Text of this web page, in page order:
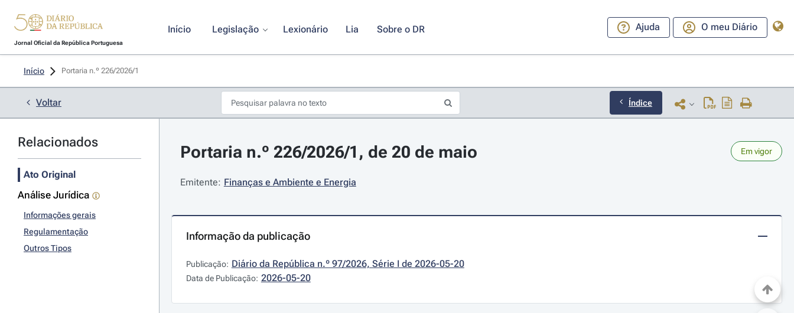
Jornal Oficial da República Portuguesa
Início Legislação Lexionário Lia Sobre o DR Ajuda O meu Diário
Início Portaria n.º 226/2026/1
Voltar Índice
Relacionados
Ato Original
Análise Jurídica
Informações gerais
Regulamentação
Outros Tipos
Portaria n.º 226/2026/1, de 20 de maio Em vigor
Emitente: Finanças e Ambiente e Energia
Informação da publicação
Publicação: Diário da República n.º 97/2026, Série I de 2026-05-20
Data de Publicação: 2026-05-20